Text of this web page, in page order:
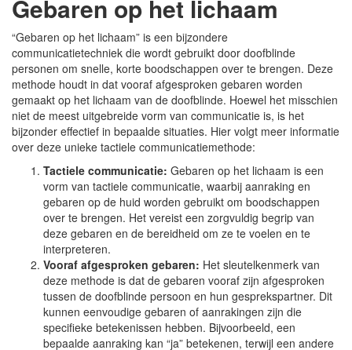
Gebaren op het lichaam
“Gebaren op het lichaam” is een bijzondere
communicatietechniek die wordt gebruikt door doofblinde
personen om snelle, korte boodschappen over te brengen. Deze
methode houdt in dat vooraf afgesproken gebaren worden
gemaakt op het lichaam van de doofblinde. Hoewel het misschien
niet de meest uitgebreide vorm van communicatie is, is het
bijzonder effectief in bepaalde situaties. Hier volgt meer informatie
over deze unieke tactiele communicatiemethode:
Tactiele communicatie: Gebaren op het lichaam is een
vorm van tactiele communicatie, waarbij aanraking en
gebaren op de huid worden gebruikt om boodschappen
over te brengen. Het vereist een zorgvuldig begrip van
deze gebaren en de bereidheid om ze te voelen en te
interpreteren.
Vooraf afgesproken gebaren: Het sleutelkenmerk van
deze methode is dat de gebaren vooraf zijn afgesproken
tussen de doofblinde persoon en hun gesprekspartner. Dit
kunnen eenvoudige gebaren of aanrakingen zijn die
specifieke betekenissen hebben. Bijvoorbeeld, een
bepaalde aanraking kan “ja” betekenen, terwijl een andere